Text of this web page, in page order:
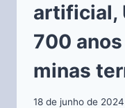
artificial,
700
minas
18 de junho de 2024